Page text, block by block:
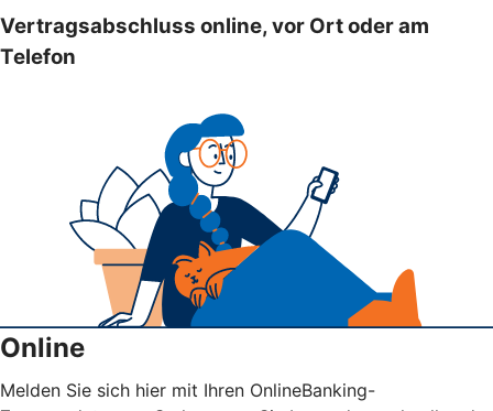
Vertragsabschluss online, vor Ort oder am
Telefon
Online
Melden Sie sich hier mit Ihren OnlineBanking-